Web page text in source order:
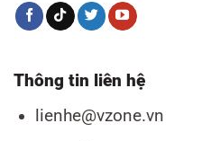
Thông tin liên hệ
lienhe@vzone.vn